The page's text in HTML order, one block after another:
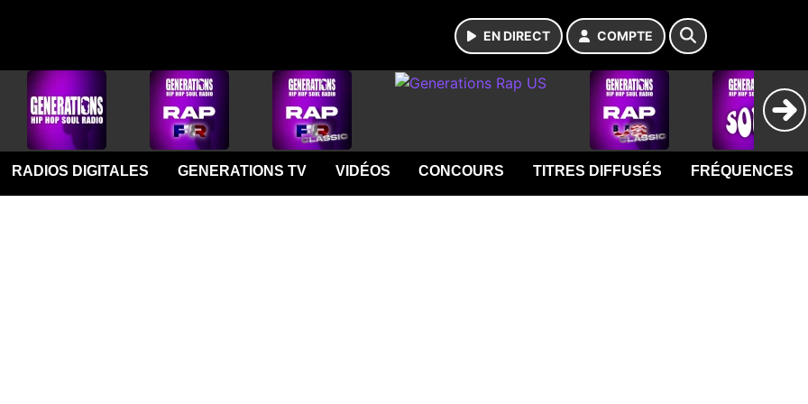
EN DIRECT COMPTE
RADIOS DIGITALES GENERATIONS TV VIDÉOS CONCOURS TITRES DIFFUSÉS FRÉQUENCES